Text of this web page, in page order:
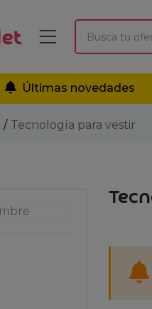
Últimas novedades
Tecnología para vestir